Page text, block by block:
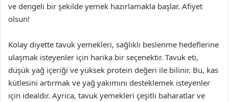
ve dengeli bir şekilde yemek hazırlamakla başlar. Afiyet
olsun!
Kolay diyette tavuk yemekleri, sağlıklı beslenme hedeflerine
ulaşmak isteyenler için harika bir seçenektir. Tavuk eti,
düşük yağ içeriği ve yüksek protein değeri ile bilinir. Bu, kas
kütlesini artırmak ve yağ yakımını desteklemek isteyenler
için idealdir. Ayrıca, tavuk yemekleri çeşitli baharatlar ve